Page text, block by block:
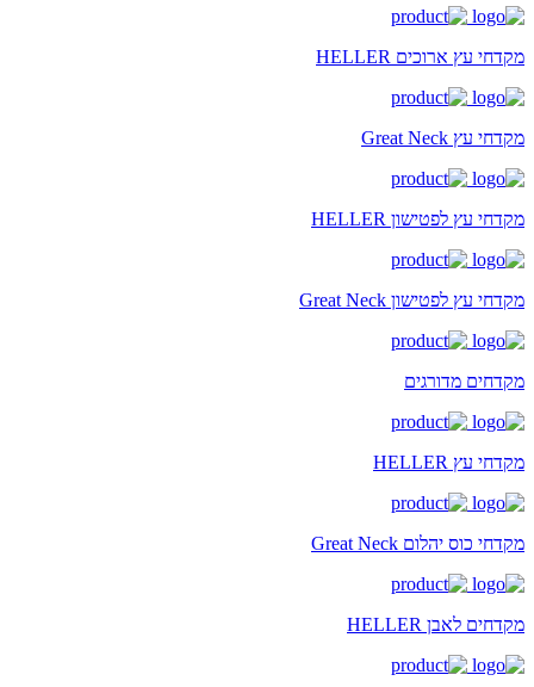
מקדחי עץ ארוכים HELLER
מקדחי עץ Great Neck
מקדחי עץ לפטישון HELLER
מקדחי עץ לפטישון Great Neck
מקדחים מדורגים
מקדחי עץ HELLER
מקדחי כוס יהלום Great Neck
מקדחים לאבן HELLER